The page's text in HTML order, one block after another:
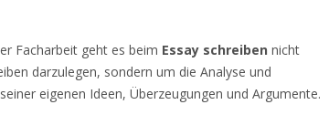
Facharbeit geht es beim Essay schreiben nicht
darzulegen, sondern um die Analyse und
eigenen Ideen, Überzeugungen und Argumente.